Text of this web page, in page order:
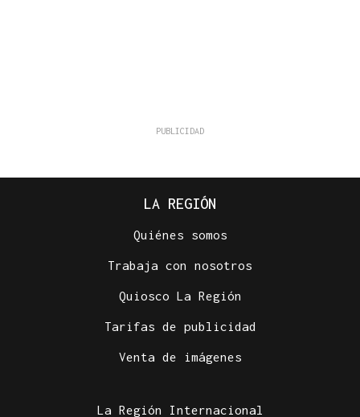
LA REGIÓN
Quiénes somos
Trabaja con nosotros
Quiosco La Región
Tarifas de publicidad
Venta de imágenes
La Región Internacional